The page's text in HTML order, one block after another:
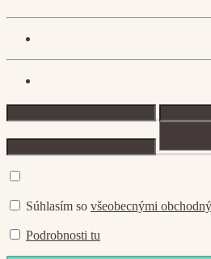
Súhlasím so všeobecnými
Podrobnosti tu